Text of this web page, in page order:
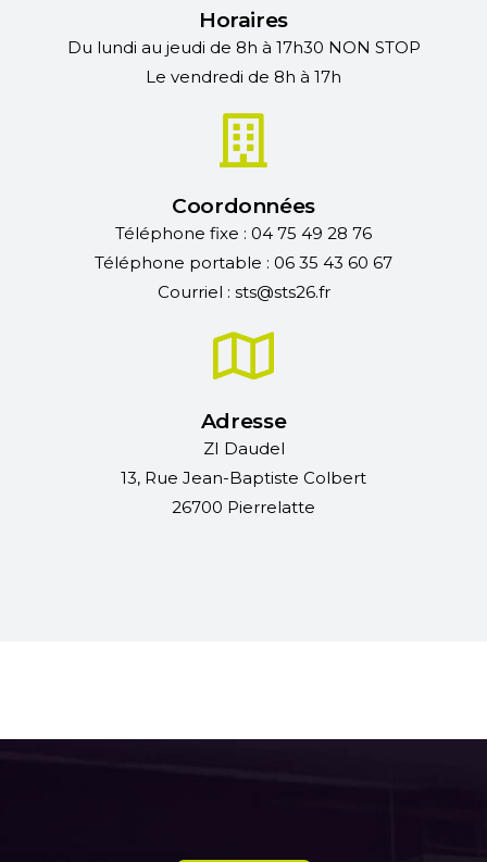
Horaires
Du lundi au jeudi de 8h à 17h30 NON STOP
Le vendredi de 8h à 17h
Coordonnées
Téléphone fixe : 04 75 49 28 76
Téléphone portable : 06 35 43 60 67
Courriel : sts@sts26.fr
Adresse
ZI Daudel
13, Rue Jean-Baptiste Colbert
26700 Pierrelatte